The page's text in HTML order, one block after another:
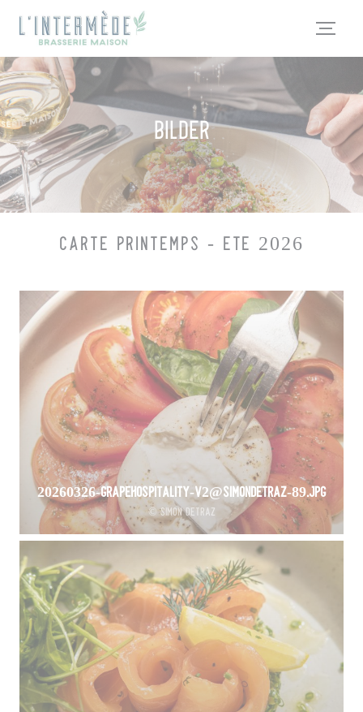
Panel for informasjonskapsler
Bilder
CARTE PRINTEMPS - ETE 2026
20260326-GrapeHospitality-V2@SimonDetraz-89.jpg
© Simon Detraz